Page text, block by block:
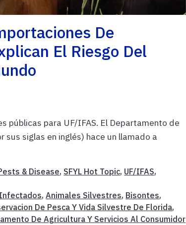
De
El Riesgo Del
públicas para UF/IFAS. El Departamento de
sus siglas en inglés) hace un llamado a
& Disease, SFYL Hot Topic, UF/IFAS,
,Animales Silvestres, Bisontes,
De Pesca Y Vida Silvestre De Florida,
De Agricultura Y Servicios Al Consumidor